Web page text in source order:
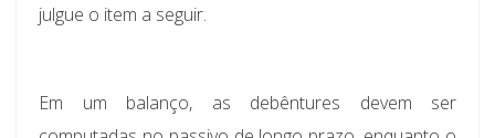
julgue o item a seguir.
Em um balanço, as debêntures devem ser